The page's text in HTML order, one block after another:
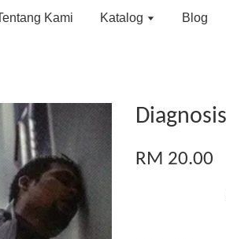
Kami Katalog Blog
Diagnosis
RM 20.00